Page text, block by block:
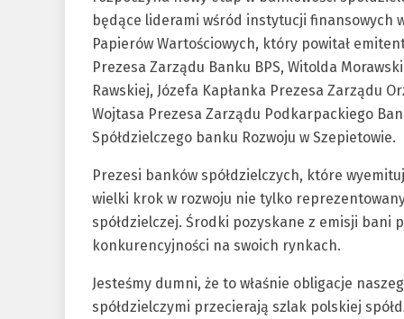
będące liderami wśród instytucji finansowych
Papierów Wartościowych, który powitał
Prezesa Zarządu Banku BPS, Witolda
Rawskiej, Józefa Kapłanka Prezesa Zarządu
Wojtasa Prezesa Zarządu Podkarpackiego
Spółdzielczego banku Rozwoju w Szepietowie.
Prezesi banków spółdzielczych, które
wielki krok w rozwoju nie tylko
spółdzielczej. Środki pozyskane z emisji bani
konkurencyjności na swoich rynkach.
Jesteśmy dumni, że to właśnie obligacje
spółdzielczymi przecierają szlak polskiej